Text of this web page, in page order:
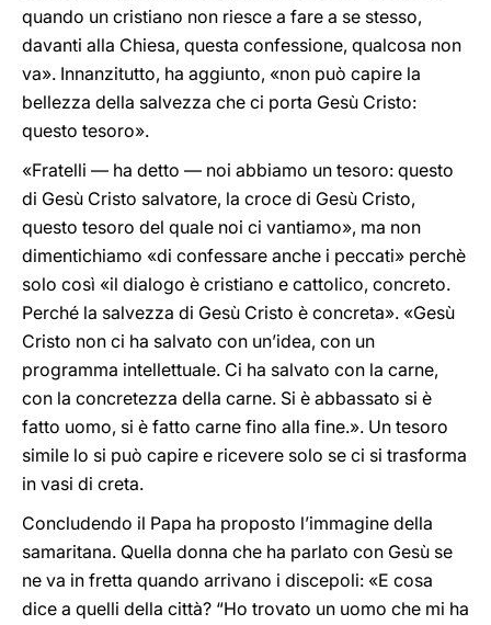
quando un cristiano non riesce a fare a se stesso,
davanti alla Chiesa, questa confessione, qualcosa non
va». Innanzitutto, ha aggiunto, «non può capire la
bellezza della salvezza che ci porta Gesù Cristo:
questo tesoro».
«Fratelli — ha detto — noi abbiamo un tesoro: questo
di Gesù Cristo salvatore, la croce di Gesù Cristo,
questo tesoro del quale noi ci vantiamo», ma non
dimentichiamo «di confessare anche i peccati» perchè
solo così «il dialogo è cristiano e cattolico, concreto.
Perché la salvezza di Gesù Cristo è concreta». «Gesù
Cristo non ci ha salvato con un’idea, con un
programma intellettuale. Ci ha salvato con la carne,
con la concretezza della carne. Si è abbassato si è
fatto uomo, si è fatto carne fino alla fine.». Un tesoro
simile lo si può capire e ricevere solo se ci si trasforma
in vasi di creta.
Concludendo il Papa ha proposto l’immagine della
samaritana. Quella donna che ha parlato con Gesù se
ne va in fretta quando arrivano i discepoli: «E cosa
dice a quelli della città? “Ho trovato un uomo che mi ha